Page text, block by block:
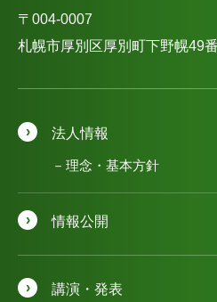
〒004-0007
札幌市厚別区厚別町下野幌49
法人情報
理念・基本方針
情報公開
講演・発表